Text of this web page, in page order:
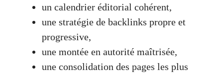
un calendrier éditorial cohérent,
une stratégie de backlinks propre et
progressive,
une montée en autorité maîtrisée,
une consolidation des pages les plus